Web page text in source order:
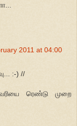
2011 at 04:00
:-) //
ரெண்டு முறை